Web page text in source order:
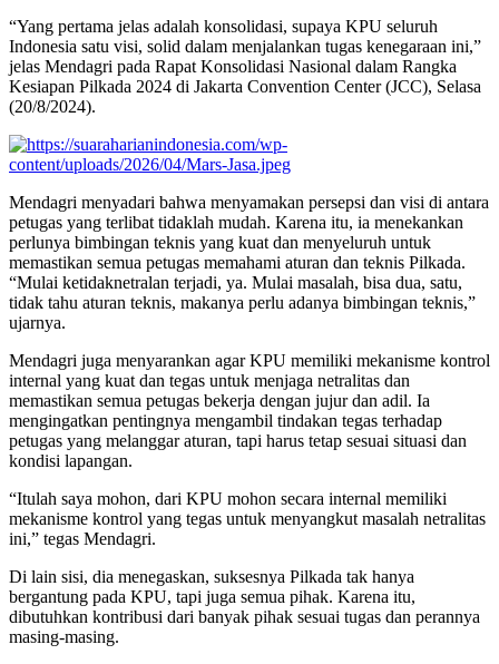
“Yang pertama jelas adalah konsolidasi, supaya KPU seluruh
Indonesia satu visi, solid dalam menjalankan tugas kenegaraan ini,”
jelas Mendagri pada Rapat Konsolidasi Nasional dalam Rangka
Kesiapan Pilkada 2024 di Jakarta Convention Center (JCC), Selasa
(20/8/2024).
Mendagri menyadari bahwa menyamakan persepsi dan visi di antara
petugas yang terlibat tidaklah mudah. Karena itu, ia menekankan
perlunya bimbingan teknis yang kuat dan menyeluruh untuk
memastikan semua petugas memahami aturan dan teknis Pilkada.
“Mulai ketidaknetralan terjadi, ya. Mulai masalah, bisa dua, satu,
tidak tahu aturan teknis, makanya perlu adanya bimbingan teknis,”
ujarnya.
Mendagri juga menyarankan agar KPU memiliki mekanisme kontrol
internal yang kuat dan tegas untuk menjaga netralitas dan
memastikan semua petugas bekerja dengan jujur dan adil. Ia
mengingatkan pentingnya mengambil tindakan tegas terhadap
petugas yang melanggar aturan, tapi harus tetap sesuai situasi dan
kondisi lapangan.
“Itulah saya mohon, dari KPU mohon secara internal memiliki
mekanisme kontrol yang tegas untuk menyangkut masalah netralitas
ini,” tegas Mendagri.
Di lain sisi, dia menegaskan, suksesnya Pilkada tak hanya
bergantung pada KPU, tapi juga semua pihak. Karena itu,
dibutuhkan kontribusi dari banyak pihak sesuai tugas dan perannya
masing-masing.